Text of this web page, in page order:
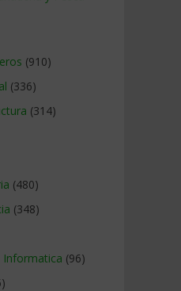
(910)
(336)
(314)
(480)
(348)
Informatica (96)